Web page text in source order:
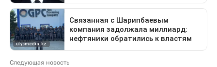
Следующая новость